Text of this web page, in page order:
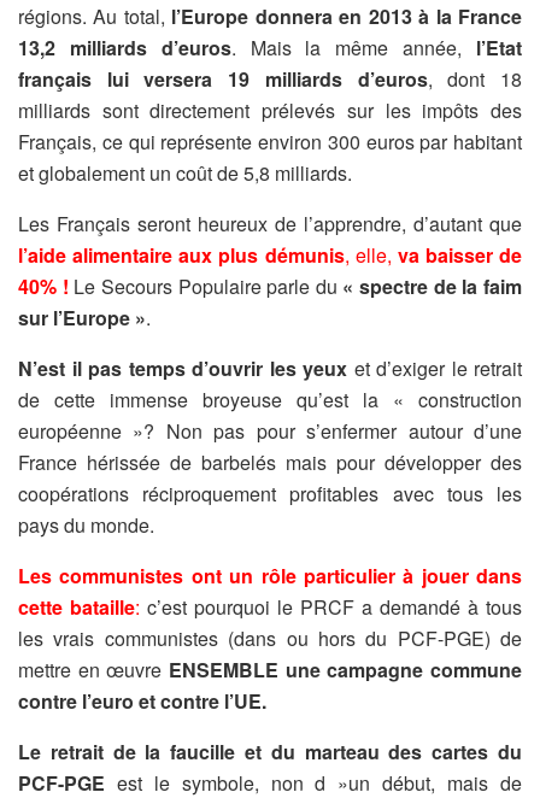
régions. Au total, l’Europe donnera en 2013 à la France
13,2 milliards d’euros. Mais la même année, l’Etat
français lui versera 19 milliards d’euros, dont 18
milliards sont directement prélevés sur les impôts des
Français, ce qui représente environ 300 euros par habitant
et globalement un coût de 5,8 milliards.
Les Français seront heureux de l’apprendre, d’autant que
l’aide alimentaire aux plus démunis, elle, va baisser de
40% ! Le Secours Populaire parle du « spectre de la faim
sur l’Europe ».
N’est il pas temps d’ouvrir les yeux et d’exiger le retrait
de cette immense broyeuse qu’est la « construction
européenne »? Non pas pour s’enfermer autour d’une
France hérissée de barbelés mais pour développer des
coopérations réciproquement profitables avec tous les
pays du monde.
Les communistes ont un rôle particulier à jouer dans
cette bataille: c’est pourquoi le PRCF a demandé à tous
les vrais communistes (dans ou hors du PCF-PGE) de
mettre en œuvre ENSEMBLE une campagne commune
contre l’euro et contre l’UE.
Le retrait de la faucille et du marteau des cartes du
PCF-PGE est le symbole, non d »un début, mais de